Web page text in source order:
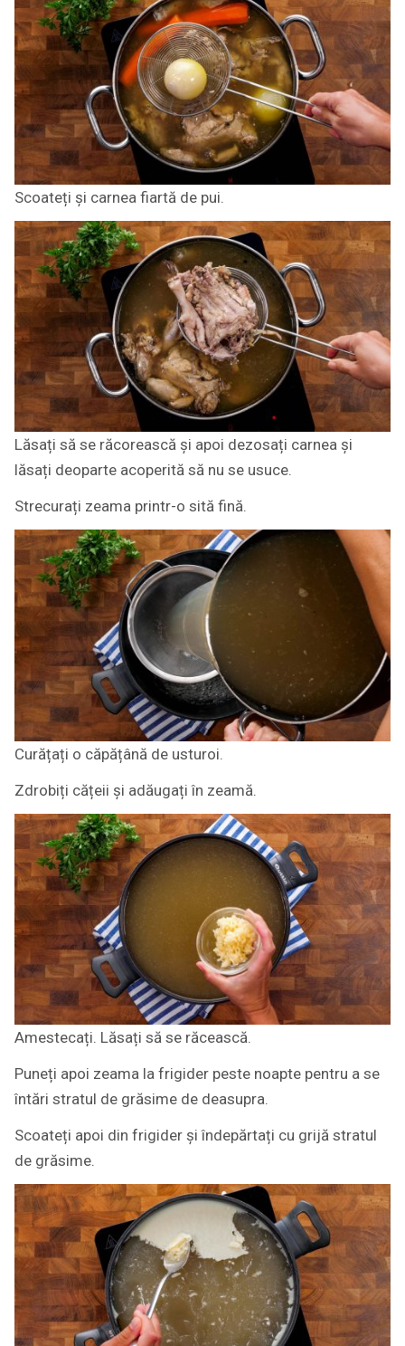
Scoateți și carnea fiartă de pui.
Lăsați să se răcorească și apoi dezosați carnea și
lăsați deoparte acoperită să nu se usuce.
Strecurați zeama printr-o sită fină.
Curățați o căpățână de usturoi.
Zdrobiți cățeii și adăugați în zeamă.
Amestecați. Lăsați să se răcească.
Puneți apoi zeama la frigider peste noapte pentru a se
întări stratul de grăsime de deasupra.
Scoateți apoi din frigider și îndepărtați cu grijă stratul
de grăsime.